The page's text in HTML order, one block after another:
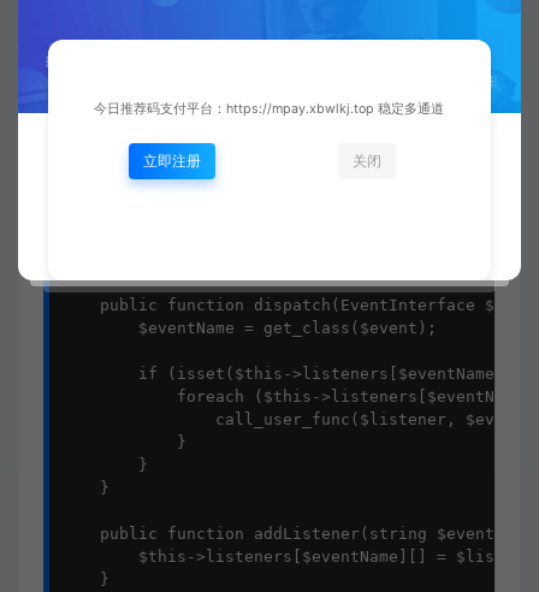
interface EventListenerInterface {
interface EventDispatcherInterface {
public function dispatch(EventInterface
public function addListener(string
public function removeListener(string
public function dispatch(EventInterface
        $eventName = get_class($event);
if (isset($this->listeners[$eventName]))
foreach ($this-
call_user_func($listener,
            }
        }
    }
public function addListener(string
$this->listeners[$eventName][] =
    }
今日推荐码支付平台：https://mpay.xbwlkj.top 稳定多通道
立即注册 关闭